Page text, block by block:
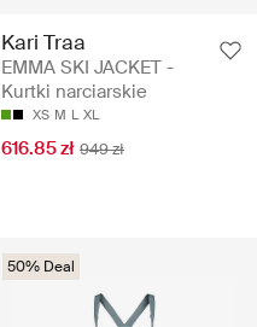
Kari Traa
EMMA SKI JACKET -
Kurtki narciarskie
XS M L XL
616.85 zł 949 zł
50% Deal